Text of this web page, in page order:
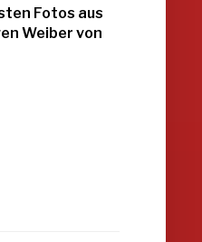
Fotos aus
Weiber von